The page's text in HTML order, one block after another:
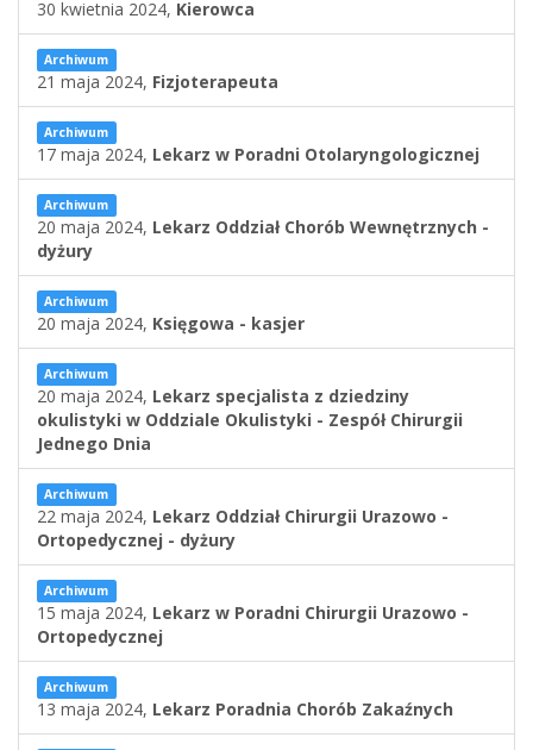
30 kwietnia 2024, Kierowca
Archiwum
21 maja 2024, Fizjoterapeuta
Archiwum
17 maja 2024, Lekarz w Poradni Otolaryngologicznej
Archiwum
20 maja 2024, Lekarz Oddział Chorób Wewnętrznych -
dyżury
Archiwum
20 maja 2024, Księgowa - kasjer
Archiwum
20 maja 2024, Lekarz specjalista z dziedziny
okulistyki w Oddziale Okulistyki - Zespół Chirurgii
Jednego Dnia
Archiwum
22 maja 2024, Lekarz Oddział Chirurgii Urazowo -
Ortopedycznej - dyżury
Archiwum
15 maja 2024, Lekarz w Poradni Chirurgii Urazowo -
Ortopedycznej
Archiwum
13 maja 2024, Lekarz Poradnia Chorób Zakaźnych